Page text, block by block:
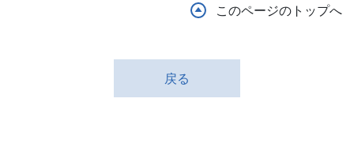
このページのトップへ
戻る